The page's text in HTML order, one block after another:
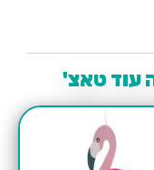
עוד טאצ'